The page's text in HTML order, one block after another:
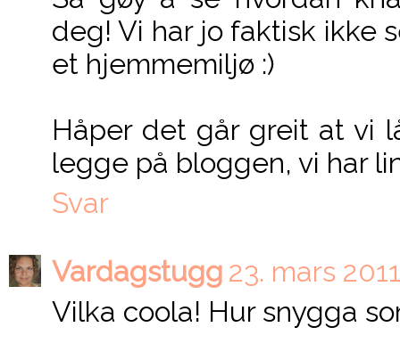
deg! Vi har jo faktisk ikke
et hjemmemiljø :)
Håper det går greit at vi
legge på bloggen, vi har
Svar
Vardagstugg 23. mars
Vilka coola! Hur snygga